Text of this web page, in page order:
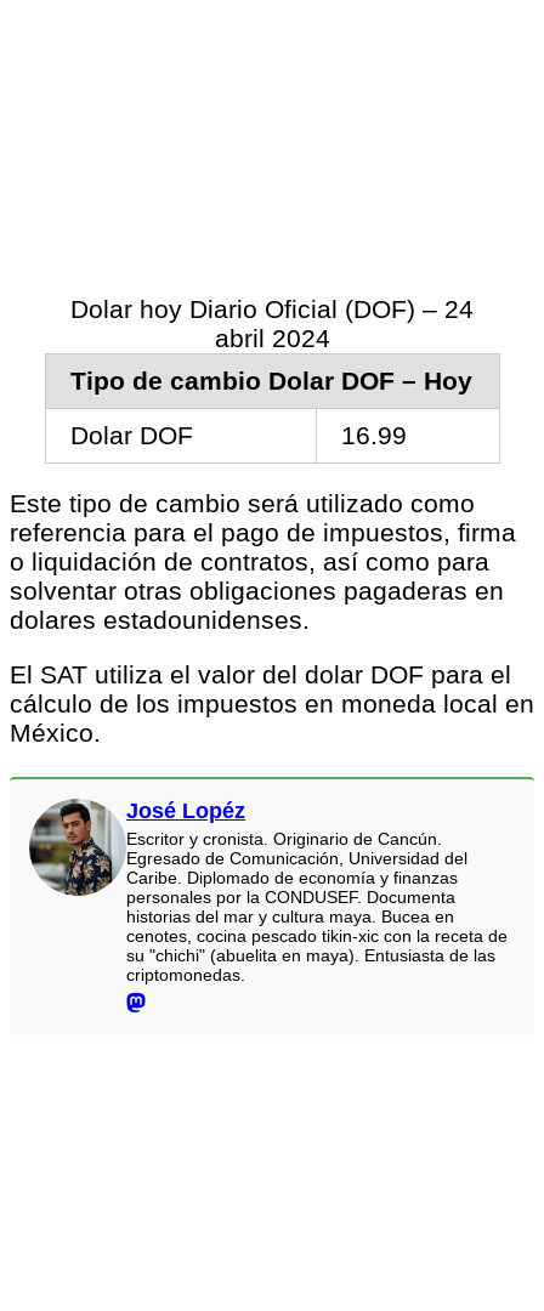
Dolar hoy Diario Oficial (DOF) – 24
abril 2024
Tipo de cambio Dolar DOF – Hoy
Dolar DOF
16.99
Este tipo de cambio será utilizado como
referencia para el pago de impuestos, firma
o liquidación de contratos, así como para
solventar otras obligaciones pagaderas en
dolares estadounidenses.
El SAT utiliza el valor del dolar DOF para el
cálculo de los impuestos en moneda local en
México.
José Lopéz
Escritor y cronista. Originario de Cancún.
Egresado de Comunicación, Universidad del
Caribe. Diplomado de economía y finanzas
personales por la CONDUSEF. Documenta
historias del mar y cultura maya. Bucea en
cenotes, cocina pescado tikin-xic con la receta de
su "chichi" (abuelita en maya). Entusiasta de las
criptomonedas.